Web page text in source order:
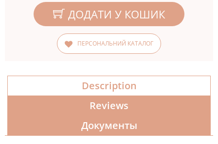
ДОДАТИ У КОШИК
ПЕРСОНАЛЬНИЙ КАТАЛОГ
Description
Reviews
Документы